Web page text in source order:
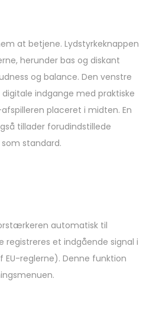
at betjene. Lydstyrkeknappen
herunder bas og diskant
og balance. Den venstre
indgange med praktiske
placeret i midten. En
tillader forudindstillede
standard.
automatisk til
registreres et indgående signal i
reglerne). Denne funktion